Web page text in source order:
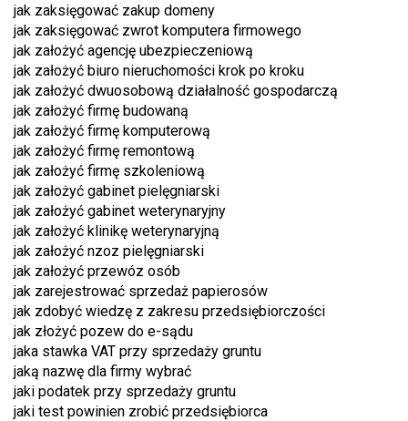
jak zaksięgować zakup domeny
jak zaksięgować zwrot komputera firmowego
jak założyć agencję ubezpieczeniową
jak założyć biuro nieruchomości krok po kroku
jak założyć dwuosobową działalność gospodarczą
jak założyć firmę budowaną
jak założyć firmę komputerową
jak założyć firmę remontową
jak założyć firmę szkoleniową
jak założyć gabinet pielęgniarski
jak założyć gabinet weterynaryjny
jak założyć klinikę weterynaryjną
jak założyć nzoz pielęgniarski
jak założyć przewóz osób
jak zarejestrować sprzedaż papierosów
jak zdobyć wiedzę z zakresu przedsiębiorczości
jak złożyć pozew do e-sądu
jaka stawka VAT przy sprzedaży gruntu
jaką nazwę dla firmy wybrać
jaki podatek przy sprzedaży gruntu
jaki test powinien zrobić przedsiębiorca